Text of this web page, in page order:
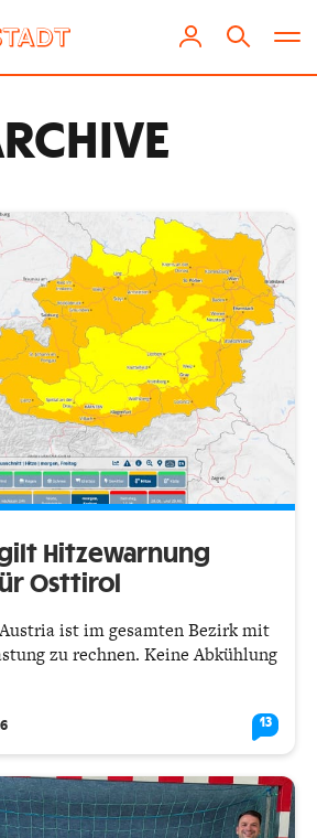
Hitzewarnung
Osttirol
ist im gesamten Bezirk mit
zu rechnen. Keine Abkühlung
13